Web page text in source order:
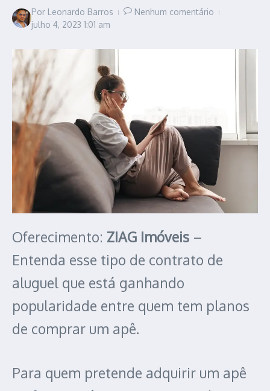
Por Leonardo Barros
Nenhum comentário
julho 4, 2023 1:01 am
Oferecimento: ZIAG Imóveis –
Entenda esse tipo de contrato de
aluguel que está ganhando
popularidade entre quem tem planos
de comprar um apê.
Para quem pretende adquirir um apê